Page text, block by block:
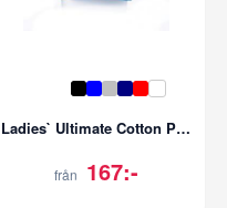
Ladies` Ultimate Cotton Polo
från 167:-